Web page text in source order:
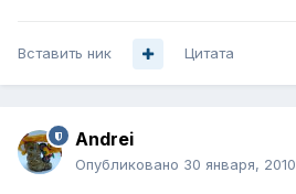
Вставить ник Цитата
Andrei
Опубликовано 30 января, 2010